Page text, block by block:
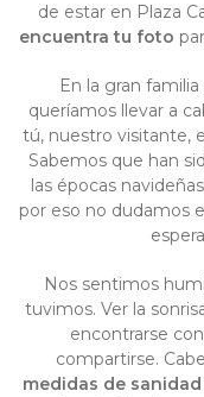
de estar en Plaza
encuentra tu foto
En la gran
queríamos llevar a
tú, nuestro visitante,
Sabemos que han
las épocas
por eso no dudamos
Nos sentimos
tuvimos. Ver la
encontrarse
compartirse.
medidas de sanidad